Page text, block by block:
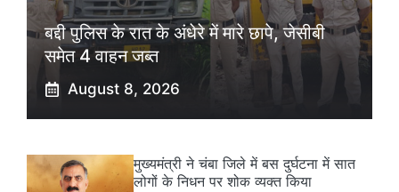
बद्दी पुलिस के रात के अंधेरे में मारे छापे, जेसीबी
समेत 4 वाहन जब्त
August 8, 2026
मुख्यमंत्री ने चंबा जिले में बस दुर्घटना में सात
लोगों के निधन पर शोक व्यक्त किया